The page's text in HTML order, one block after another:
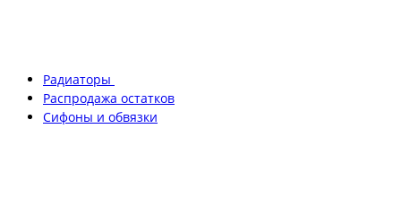
Радиаторы
Распродажа остатков
Сифоны и обвязки